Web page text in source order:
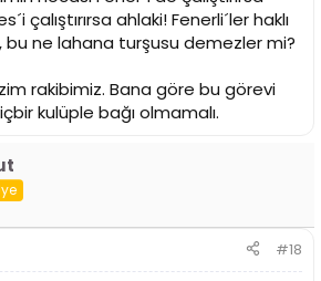
çalıştırırsa ahlaki! Fenerli´ler haklı
bu ne lahana turşusu demezler mi?
rakibimiz. Bana göre bu görevi
kulüple bağı olmamalı.
#18